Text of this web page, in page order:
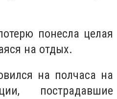
понесла целая
на отдых.
на полчаса на
пострадавшие